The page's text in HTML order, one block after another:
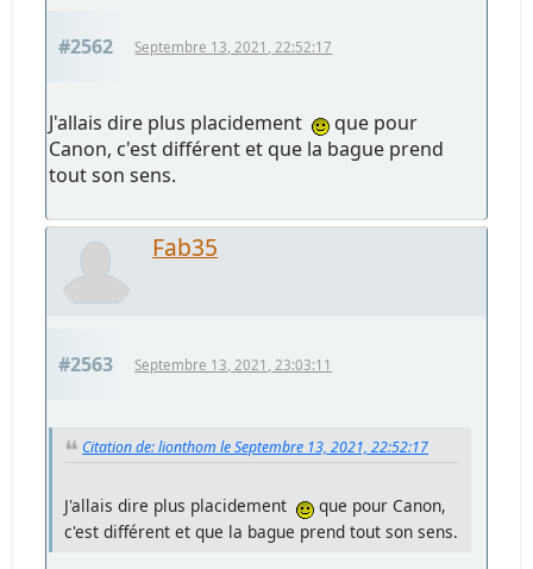
#2562 Septembre 13, 2021, 22:52:17
J'allais dire plus placidement
que pour
Canon, c'est différent et que la bague prend
tout son sens.
Fab35
#2563 Septembre 13, 2021, 23:03:11
Citation de: lionthom le Septembre 13, 2021, 22:52:17
J'allais dire plus placidement
que pour Canon,
c'est différent et que la bague prend tout son sens.